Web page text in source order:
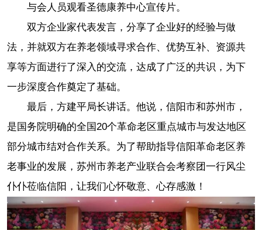
与会人员观看圣德康养中心宣传片。
双方企业家代表发言，分享了企业好的经验与做
法，并就双方在养老领域寻求合作、优势互补、资源共
享等方面进行了深入的交流，达成了广泛的共识，为下
一步深度合作奠定了基础。
最后，方建平局长讲话。他说，信阳市和苏州市，
是国务院明确的全国20个革命老区重点城市与发达地区
部分城市结对合作关系。为了帮助指导信阳革命老区养
老事业的发展，苏州市养老产业联合会考察团一行风尘
仆仆莅临信阳，让我们心怀敬意、心存感激！